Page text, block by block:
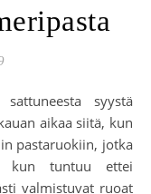
aikaa siitä, kun
pastaruokiin, jotka
kun tuntuu ettei
valmistuvat ruoat